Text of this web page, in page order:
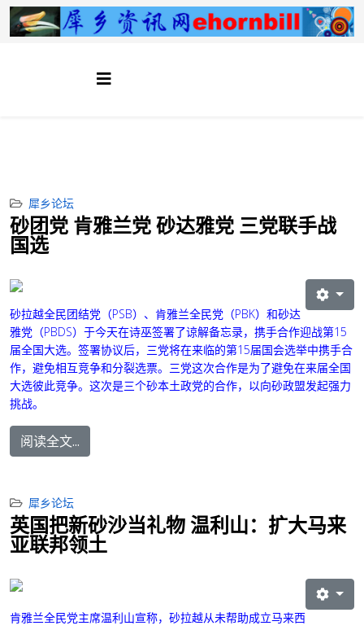
犀乡论坛
砂团党 肯雅兰党 砂达雅党 三党联手战
国选
砂拉越全民团结党（PSB）、肯雅兰全民党（PBK）和砂达
雅党（PBDS）于今天在诗巫签署了谅解备忘录，携手合作迎战第15
届全国大选。签署协议后，三党将在来临的第15届国会选举中携手合
作，避免相互竞争和分裂选票。 三党这次合作是为了避免在来届全国
大选彼此竞争。这次是三个砂本土政党的合作，以向砂政盟发起强力
挑战。
阅读全文...
犀乡论坛
英国把新砂沙当礼物 温利山：扩大马来
亚联邦领土
肯雅兰全民党主席温利山宣称，砂拉越从未帮助成立马来西